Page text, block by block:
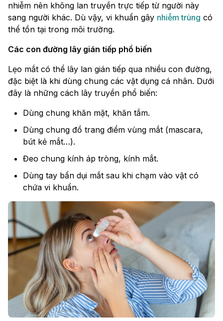
nhiễm nên không lan truyền trực tiếp từ người này
sang người khác. Dù vậy, vi khuẩn gây nhiễm trùng có
thể tồn tại trong môi trường.
Các con đường lây gián tiếp phổ biến
Lẹo mắt có thể lây lan gián tiếp qua nhiều con đường,
đặc biệt là khi dùng chung các vật dụng cá nhân. Dưới
đây là những cách lây truyền phổ biến:
Dùng chung khăn mặt, khăn tắm.
Dùng chung đồ trang điểm vùng mắt (mascara,
bút kẻ mắt…).
Đeo chung kính áp tròng, kính mắt.
Dùng tay bẩn dụi mắt sau khi chạm vào vật có
chứa vi khuẩn.